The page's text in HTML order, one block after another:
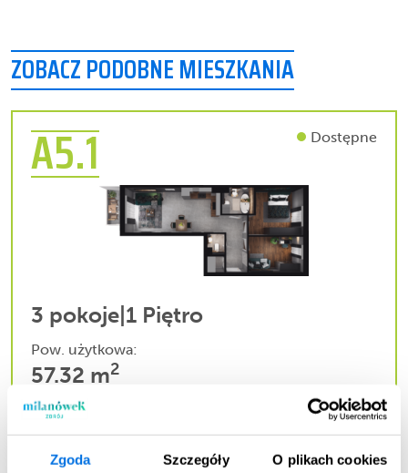
Zgoda Szczegóły O plikach cookies
ZOBACZ PODOBNE MIESZKANIA
A5.1 Dostępne
3 pokoje 1 Piętro
Pow. użytkowa:
57.32 m2
Cena całkowita mieszkania:
661 344,00 zł